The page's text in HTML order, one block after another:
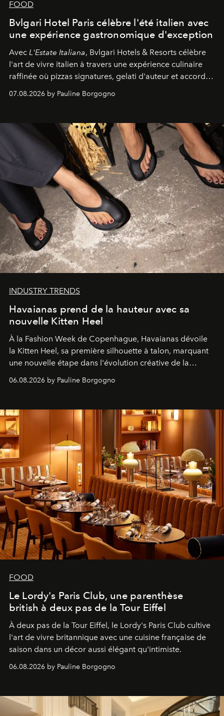
FOOD
Bvlgari Hotel Paris célèbre l'été italien avec
une expérience gastronomique d'exception
Avec L'Estate Italiana, Bvlgari Hotels & Resorts célèbre
l'art de vivre italien à travers une expérience culinaire
raffinée où pizzas signatures, gelati d'auteur et accords
07.08.2026 by Pauline Borgogno
INDUSTRY TRENDS
Havaianas prend de la hauteur avec sa
nouvelle Kitten Heel
À la Fashion Week de Copenhague, Havaianas dévoile
la Kitten Heel, sa première silhouette à talon, marquant
une nouvelle étape dans l'évolution créative de la
06.08.2026 by Pauline Borgogno
FOOD
Le Lordy's Paris Club, une parenthèse
british à deux pas de la Tour Eiffel
À deux pas de la Tour Eiffel, le Lordy's Paris Club cultive
l'art de vivre britannique avec une cuisine française de
saison dans un décor aussi élégant qu'intimiste.
06.08.2026 by Pauline Borgogno